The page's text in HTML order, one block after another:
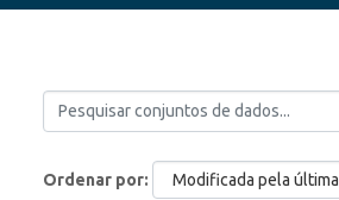
Ordenar por